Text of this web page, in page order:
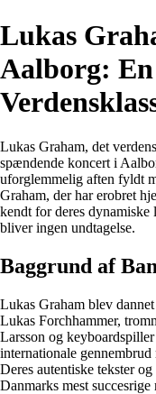
Lukas
Aalborg: En
Lukas Graham, det
spændende koncert i
uforglemmelig aften fyldt
Graham, der har erobret
kendt for deres
bliver ingen undtagelse.
Baggrund af
Lukas Graham blev
Lukas Forchhammer,
Larsson og
internationale
Deres autentiske tekster
Danmarks mest